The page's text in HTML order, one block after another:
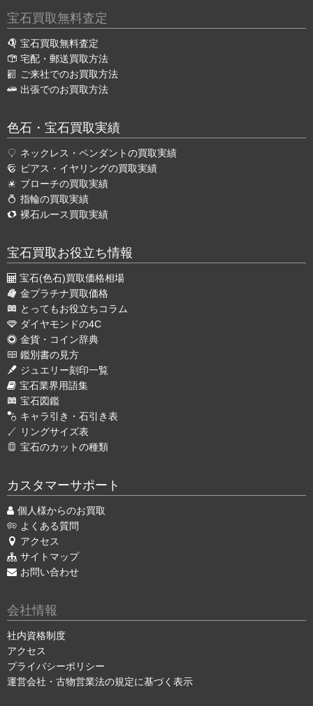
宝石買取無料査定
宝石買取無料査定
宅配・郵送買取方法
ご来社でのお買取方法
出張でのお買取方法
色石・宝石買取実績
ネックレス・ペンダントの買取実績
ピアス・イヤリングの買取実績
ブローチの買取実績
指輪の買取実績
裸石ルース買取実績
宝石買取お役立ち情報
宝石(色石)買取価格相場
金プラチナ買取価格
とってもお役立ちコラム
ダイヤモンドの4C
金貨・コイン辞典
鑑別書の見方
ジュエリー刻印一覧
宝石業界用語集
宝石図鑑
キャラ引き・石引き表
リングサイズ表
宝石のカットの種類
カスタマーサポート
個人様からのお買取
よくある質問
アクセス
サイトマップ
お問い合わせ
会社情報
社内資格制度
アクセス
プライバシーポリシー
運営会社・古物営業法の規定に基づく表示